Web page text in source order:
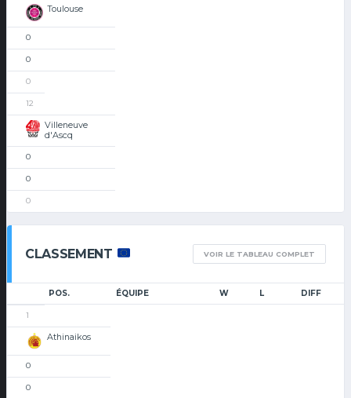
Toulouse
0
0
0
12
Villeneuve
d'Ascq
0
0
0
CLASSEMENT VOIR LE TABLEAU COMPLET
POS. ÉQUIPE W L DIFF
1
Athinaikos
0
0